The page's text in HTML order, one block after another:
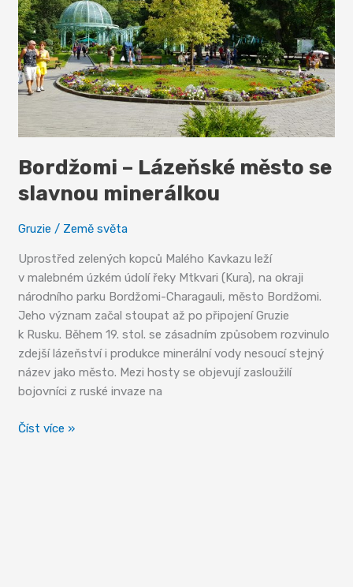
Bordžomi – Lázeňské město se
slavnou minerálkou
Gruzie / Země světa
Uprostřed zelených kopců Malého Kavkazu leží
v malebném úzkém údolí řeky Mtkvari (Kura), na okraji
národního parku Bordžomi-Charagauli, město Bordžomi.
Jeho význam začal stoupat až po připojení Gruzie
k Rusku. Během 19. stol. se zásadním způsobem rozvinulo
zdejší lázeňství i produkce minerální vody nesoucí stejný
název jako město. Mezi hosty se objevují zasloužilí
bojovníci z ruské invaze na
Bordžomi
Číst více »